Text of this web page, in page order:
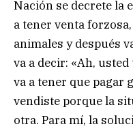
Nación se decrete la
a tener venta
animales y después
va a decir: «Ah,
va a tener que pagar
vendiste porque la
otra. Para mí, la